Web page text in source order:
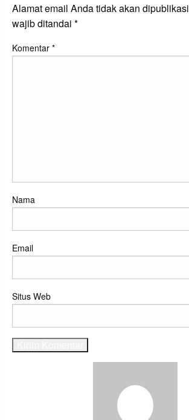
Alamat email Anda tidak akan
wajib ditandai *
Komentar *
Nama
Email
Situs Web